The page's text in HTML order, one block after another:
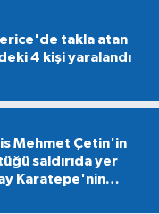
takla atan
4 kişi yaralandı
Mehmet Çetin'in
saldırıda yer
Karatepe'nin